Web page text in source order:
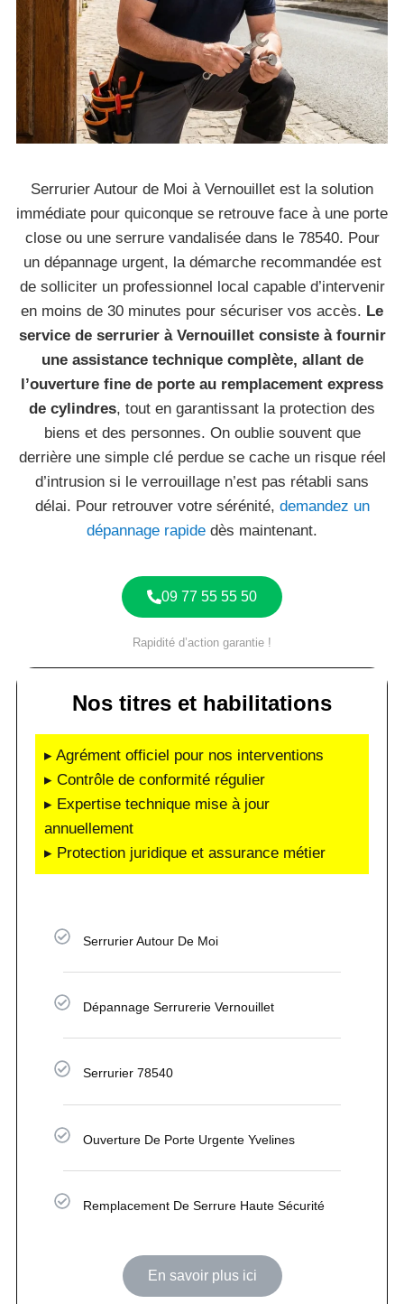
Serrurier Autour de Moi à Vernouillet est la solution
immédiate pour quiconque se retrouve face à une porte
close ou une serrure vandalisée dans le 78540. Pour
un dépannage urgent, la démarche recommandée est
de solliciter un professionnel local capable d’intervenir
en moins de 30 minutes pour sécuriser vos accès. Le
service de serrurier à Vernouillet consiste à fournir
une assistance technique complète, allant de
l’ouverture fine de porte au remplacement express
de cylindres, tout en garantissant la protection des
biens et des personnes. On oublie souvent que
derrière une simple clé perdue se cache un risque réel
d’intrusion si le verrouillage n’est pas rétabli sans
délai. Pour retrouver votre sérénité, demandez un
dépannage rapide dès maintenant.
09 77 55 55 50
Rapidité d’action garantie !
Nos titres et habilitations
▸ Agrément officiel pour nos interventions
▸ Contrôle de conformité régulier
▸ Expertise technique mise à jour
annuellement
▸ Protection juridique et assurance métier
Serrurier Autour De Moi
Dépannage Serrurerie Vernouillet
Serrurier 78540
Ouverture De Porte Urgente Yvelines
Remplacement De Serrure Haute Sécurité
En savoir plus ici